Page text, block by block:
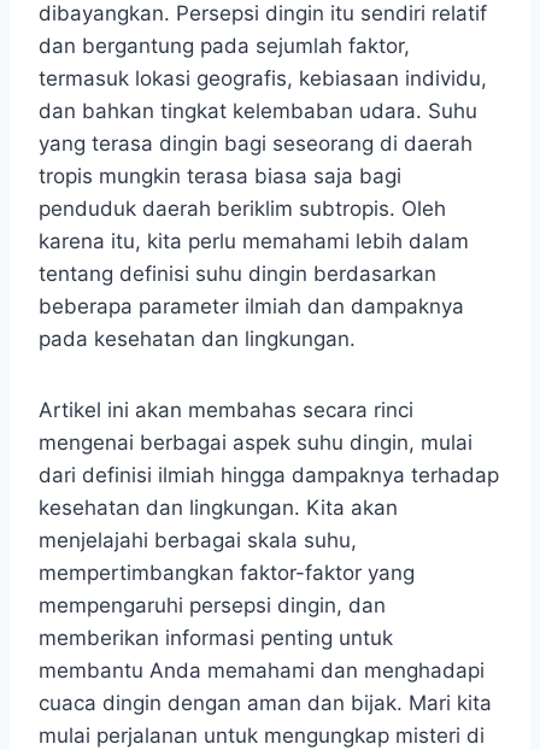
dibayangkan. Persepsi dingin itu sendiri relatif
dan bergantung pada sejumlah faktor,
termasuk lokasi geografis, kebiasaan individu,
dan bahkan tingkat kelembaban udara. Suhu
yang terasa dingin bagi seseorang di daerah
tropis mungkin terasa biasa saja bagi
penduduk daerah beriklim subtropis. Oleh
karena itu, kita perlu memahami lebih dalam
tentang definisi suhu dingin berdasarkan
beberapa parameter ilmiah dan dampaknya
pada kesehatan dan lingkungan.
Artikel ini akan membahas secara rinci
mengenai berbagai aspek suhu dingin, mulai
dari definisi ilmiah hingga dampaknya terhadap
kesehatan dan lingkungan. Kita akan
menjelajahi berbagai skala suhu,
mempertimbangkan faktor-faktor yang
mempengaruhi persepsi dingin, dan
memberikan informasi penting untuk
membantu Anda memahami dan menghadapi
cuaca dingin dengan aman dan bijak. Mari kita
mulai perjalanan untuk mengungkap misteri di